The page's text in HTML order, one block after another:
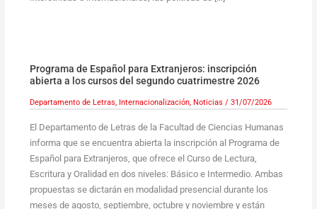
Programa de Español para Extranjeros: inscripción
abierta a los cursos del segundo cuatrimestre 2026
Departamento de Letras, Internacionalización, Noticias / 31/07/2026
El Departamento de Letras de la Facultad de Ciencias Humanas
informa que se encuentra abierta la inscripción al Programa de
Español para Extranjeros, que ofrece el Curso de Lectura,
Escritura y Oralidad en dos niveles: Básico e Intermedio. Ambas
propuestas se dictarán en modalidad presencial durante los
meses de agosto, septiembre, octubre y noviembre y están